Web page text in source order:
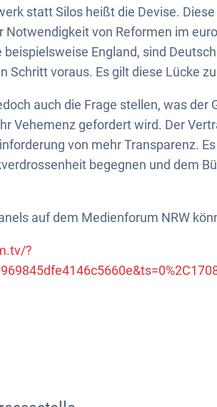
statt Silos heißt die Devise.
Notwendigkeit von Reformen im
England, sind
Schritt voraus. Es gilt diese Lücke
auch die Frage stellen, was der
Vehemenz gefordert wird. Der
von mehr Transparenz.
begegnen und dem
auf dem Medienforum NRW
?